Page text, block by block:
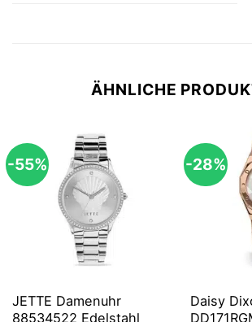
ÄHNLICHE
-55%
JETTE Damenuhr
88534522 Edelstahl
-28%
Daisy